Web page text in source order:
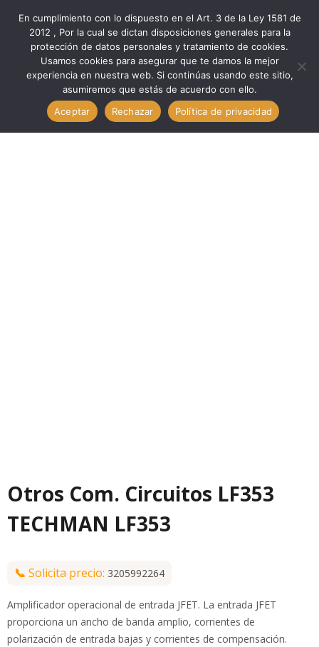
Componentes
Otros Com
Otros Com. Circuitos LF353 TECHMAN LF353
Otros Com. Circuitos LF353
TECHMAN LF353
📞 Solicita precio: 3205992264
Amplificador operacional de entrada JFET. La entrada JFET
proporciona un ancho de banda amplio, corrientes de
polarización de entrada bajas y corrientes de compensación.
En cumplimiento con lo dispuesto en el Art. 3 de la Ley 1581 de
2012 , Por la cual se dictan disposiciones generales para la
protección de datos personales y tratamiento de cookies.
Usamos cookies para asegurar que te damos la mejor
experiencia en nuestra web. Si continúas usando este sitio,
asumiremos que estás de acuerdo con ello.
Aceptar
Rechazar Política de privacidad